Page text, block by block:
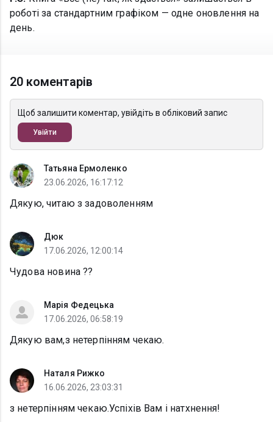
роботі за стандартним графіком — одне оновлення на
день.
20 коментарів
Щоб залишити коментар, увійдіть в обліковий запис
Увійти
Татьяна Ермоленко
23.06.2026, 16:17:12
Дякую, читаю з задоволенням
Дюк
17.06.2026, 12:00:14
Чудова новина ??
Марія Федецька
17.06.2026, 06:58:19
Дякую вам,з нетерпінням чекаю.
Наталя Рижко
16.06.2026, 23:03:31
з нетерпінням чекаю.Успіхів Вам і натхнення!